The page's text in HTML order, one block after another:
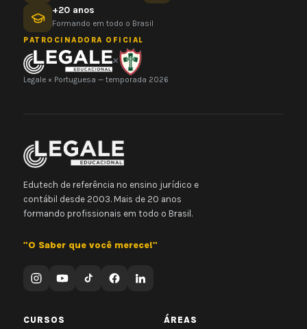
+20 anos
Formando em todo o Brasil
PATROCINADORA OFICIAL
×
Legale × Portuguesa — temporada 2026
Edutech de referência no ensino jurídico e
contábil desde 2003. Mais de 20 anos
formando profissionais em todo o Brasil.
"O Saber que você merece!"
CURSOS ÁREAS